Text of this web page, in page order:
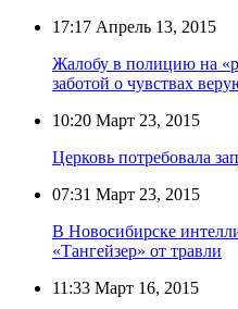
17:17 Апрель 13, 2015
Жалобу в полицию на
заботой о чувствах
10:20 Март 23, 2015
Церковь потребовала
07:31 Март 23, 2015
В Новосибирске
«Тангейзер» от травли
11:33 Март 16, 2015